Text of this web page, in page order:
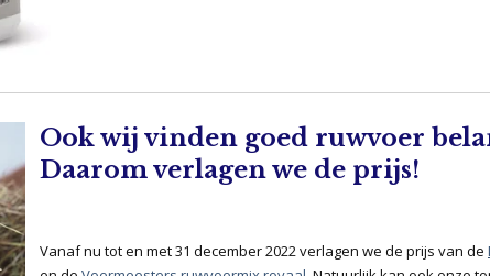
Ook wij vinden goed ruwvoer
Daarom verlagen we de prijs!
Vanaf nu tot en met 31 december 2022 verlagen we de prijs van de